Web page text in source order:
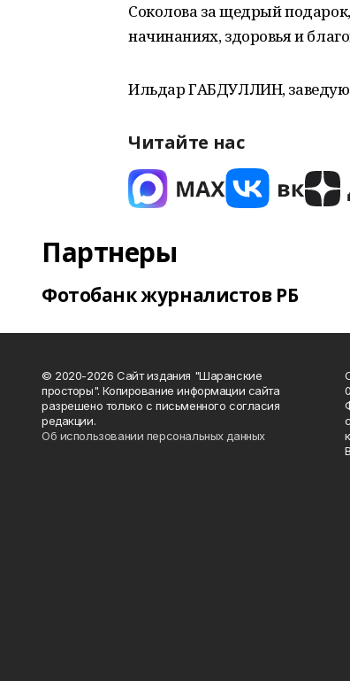
Соколова за щедрый
начинаниях, здоровья и
Ильдар ГАБДУЛЛИН,
Читайте нас
Партнеры
Фотобанк журналистов РБ
© 2020-2026 Сайт издания "Шаранские
просторы". Копирование информации сайта
разрешено только с письменного согласия
редакции.
Об использовании персональных данных